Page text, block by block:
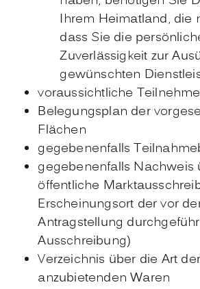
Ihrem Heimatland, die
dass Sie die
Zuverlässigkeit zur
gewünschten
voraussichtliche
Belegungsplan der
Flächen
gegebenenfalls
gegebenenfalls Nachweis
öffentliche
Erscheinungsort der vor
Antragstellung
Ausschreibung)
Verzeichnis über die Art der
anzubietenden Waren